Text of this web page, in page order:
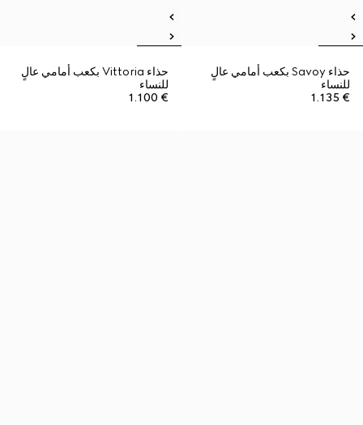
حذاء Savoy بكعب أمامي عالٍ
للنساء
€ 1.135
حذاء Vittoria بكعب أمامي عالٍ
للنساء
€ 1.100